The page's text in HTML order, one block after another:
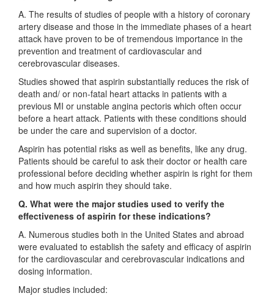
A. The results of studies of people with a history of coronary
artery disease and those in the immediate phases of a heart
attack have proven to be of tremendous importance in the
prevention and treatment of cardiovascular and
cerebrovascular diseases.
Studies showed that aspirin substantially reduces the risk of
death and/ or non-fatal heart attacks in patients with a
previous MI or unstable angina pectoris which often occur
before a heart attack. Patients with these conditions should
be under the care and supervision of a doctor.
Aspirin has potential risks as well as benefits, like any drug.
Patients should be careful to ask their doctor or health care
professional before deciding whether aspirin is right for them
and how much aspirin they should take.
Q. What were the major studies used to verify the
effectiveness of aspirin for these indications?
A. Numerous studies both in the United States and abroad
were evaluated to establish the safety and efficacy of aspirin
for the cardiovascular and cerebrovascular indications and
dosing information.
Major studies included: